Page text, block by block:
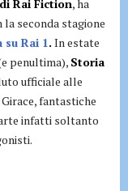
Rai Fiction, ha
seconda stagione
su Rai 1. In estate
penultima), Storia
ufficiale alle
fantastiche
infatti soltanto